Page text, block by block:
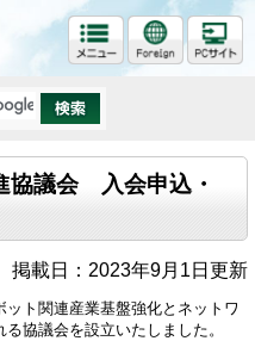
協議会 入会申込・
掲載日：2023年9月1日更新
ト関連産業基盤強化とネットワ
協議会を設立いたしました。